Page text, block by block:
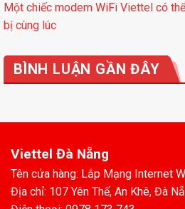
Một chiếc modem WiFi Viettel có
bị cùng lúc
BÌNH LUẬN GẦN ĐÂY
Viettel Đà Nẵng
Tên cửa hàng: Lắp Mạng Internet
Địa chỉ: 107 Yên Thế, An Khê, Đà